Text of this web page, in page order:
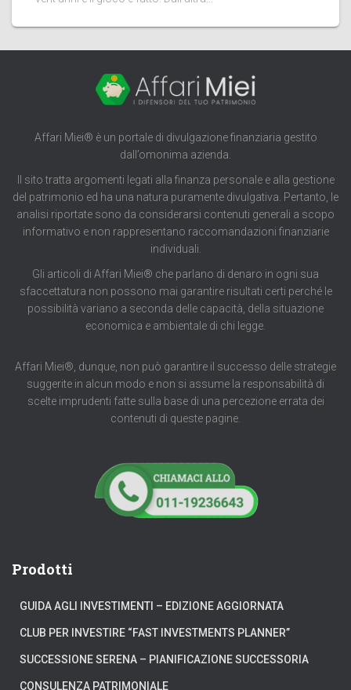
Affari Miei® è un portale di divulgazione finanziaria gestito
dall’omonima azienda.
Il sito tratta argomenti legati alla finanza personale e alla gestione
del patrimonio ed ha una natura puramente divulgativa. Pertanto, le
analisi riportate sono da considerarsi contenuti generali a scopo
informativo e non rappresentano raccomandazioni finanziarie
individuali.
Gli articoli di Affari Miei® che parlano di denaro in ogni sua
sfaccettatura non possono mai garantire risultati certi perché le
possibilità variano a seconda delle capacità, della situazione
economica e ambientale di chi legge.
Affari Miei®, dunque, non può garantire il successo delle strategie
suggerite in alcun modo e non si assume la responsabilità di
scelte imprudenti fatte sulla base di una percezione errata dei
contenuti di queste pagine.
Prodotti
GUIDA AGLI INVESTIMENTI – EDIZIONE AGGIORNATA
CLUB PER INVESTIRE “FAST INVESTMENTS PLANNER”
SUCCESSIONE SERENA – PIANIFICAZIONE SUCCESSORIA
CONSULENZA PATRIMONIALE